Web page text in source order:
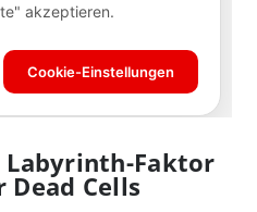
Labyrinth-Faktor
Dead Cells